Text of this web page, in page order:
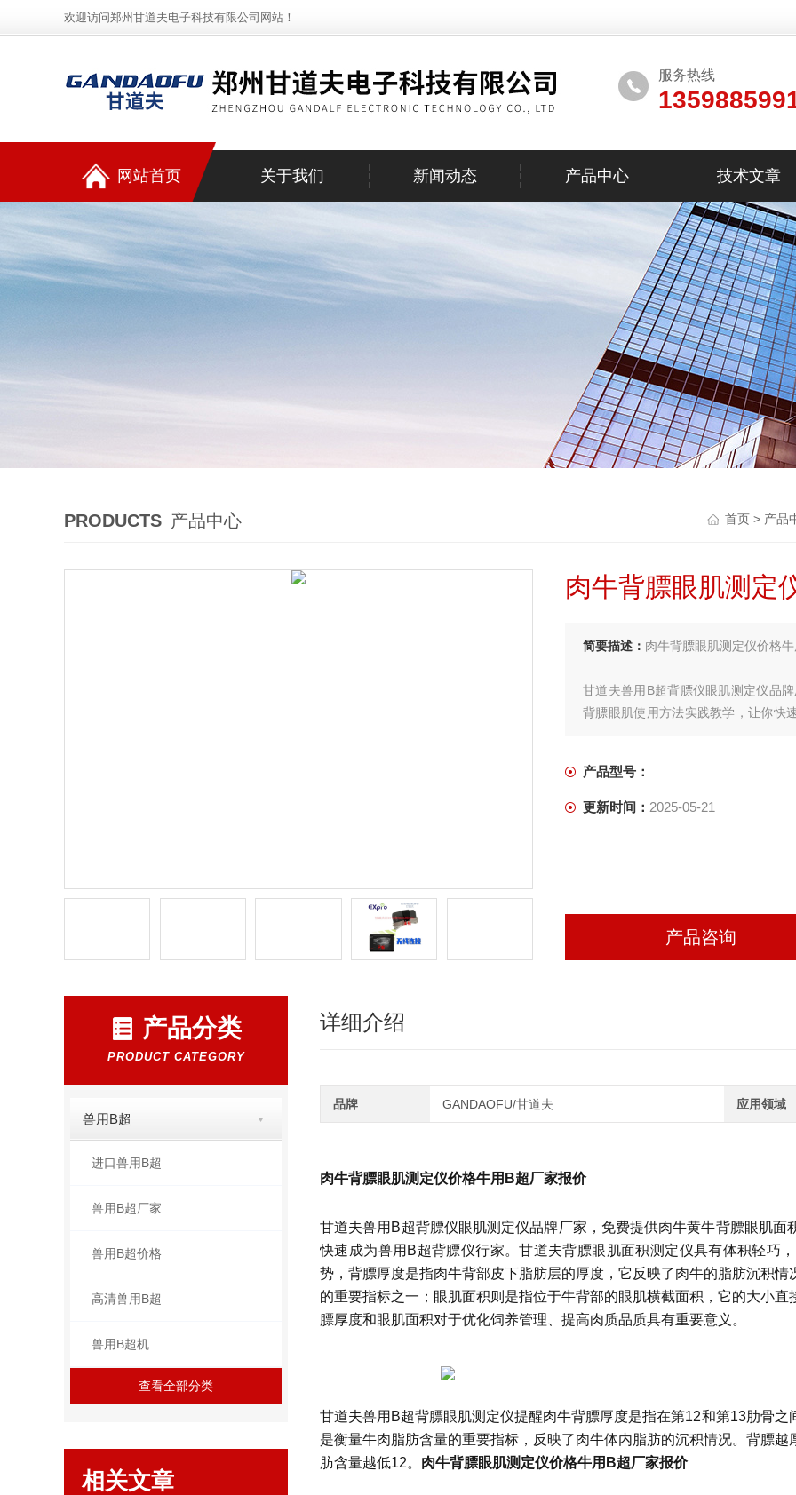
欢迎访问郑州甘道夫电子科技有限公司网站！
服务热线
网站首页 关于我们 新闻动态 产品中心 技术文章
PRODUCTS 产品中心 首页 > 产品
肉牛背膘眼肌测定
简要描述： 肉牛背膘眼肌测定仪价格
甘道夫兽用B超背膘仪眼肌测定仪品
背膘眼肌使用方法实践教学，让你快
等级的重要指标之一；眼
产品型号：
更新时间： 2025-05-21
产品咨询
产品分类
PRODUCT CATEGORY
兽用B超
进口兽用B超
兽用B超厂家
兽用B超价格
高清兽用B超
兽用B超机
查看全部分类
相关文章
详细介绍
品牌 GANDAOFU/甘道夫 应用领域
肉牛背膘眼肌测定仪价格牛用B超厂家报价
甘道夫兽用B超背膘仪眼肌测定仪品牌厂家，免费提供肉牛黄牛背膘眼肌
快速成为兽用B超背膘仪行家。甘道夫背膘眼肌面积测定仪具有体积轻巧
势，背膘厚度是指肉牛背部皮下脂肪层的厚度，它反映了肉牛的脂肪沉积
的重要指标之一；眼肌面积则是指位于牛背部的眼肌横截面积，它的大小
膘厚度和眼肌面积对于优化饲养管理、提高肉质品质具有重要意义。
甘道夫兽用B超背膘眼肌测定仪提醒肉牛背膘厚度‌是指在第12和第13肋骨
是衡量牛肉脂肪含量的重要指标，反映了肉牛体内脂肪的沉积情况。背膘
肪含量越低‌12。 肉牛背膘眼肌测定仪价格牛用B超厂家报价